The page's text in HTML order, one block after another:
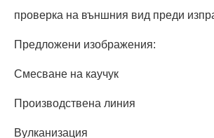
проверка на външния вид преди
Предложени изображения:
Смесване на каучук
Производствена линия
Вулканизация